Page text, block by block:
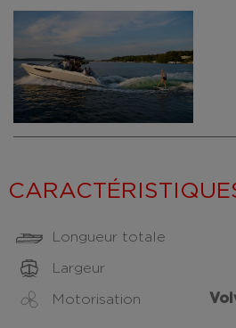
Longueur totale
Largeur
Motorisation